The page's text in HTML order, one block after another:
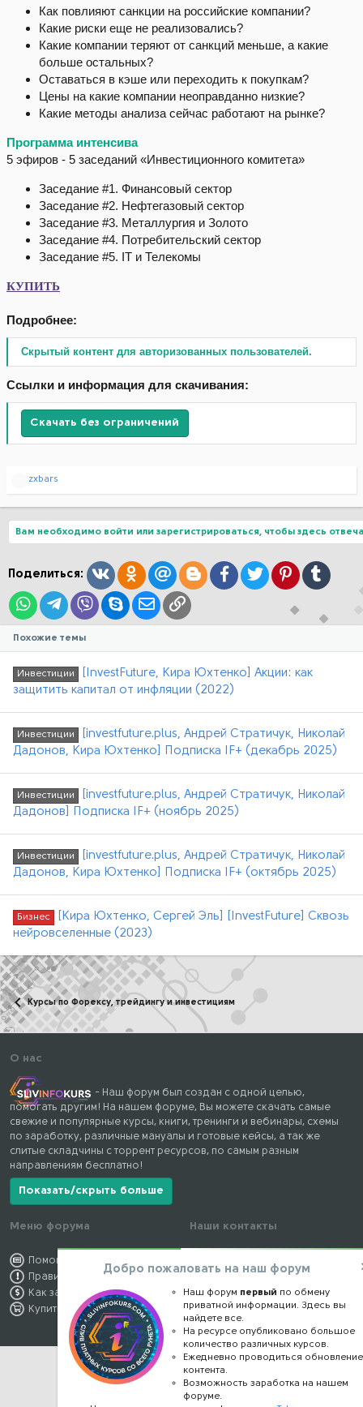
Как повлияют санкции на российские компании?
Какие риски еще не реализовались?
Какие компании теряют от санкций меньше, а какие
больше остальных?
Оставаться в кэше или переходить к покупкам?
Цены на какие компании неоправданно низкие?
Какие методы анализа сейчас работают на рынке?
Программа интенсива
5 эфиров - 5 заседаний «Инвестиционного комитета»
Заседание #1. Финансовый сектор
Заседание #2. Нефтегазовый сектор
Заседание #3. Металлургия и Золото
Заседание #4. Потребительский сектор
Заседание #5. IT и Телекомы
КУПИТЬ
Подробнее:
Скрытый контент для авторизованных пользователей.
Ссылки и информация для скачивания:
Скачать без ограничений
Р
ц
и
:
zxbars
Вам необходимо войти или зарегистрироваться, чтобы здесь
Поделиться: ВконтактеОдноклассники
Mail.ruBloggerFacebook
TwitterPinterestTumblr
WhatsAppTelegram
ViberSkypeЭлектронная почта
Ссылка
Похожие темы
Инвестиции
[InvestFuture, Кира Юхтенко] Акции: как
защитить капитал от инфляции (2022)
Инвестиции
[investfuture.plus, Андрей Стратичук, Николай
Дадонов, Кира Юхтенко] Подписка IF+ (декабрь 2025)
Инвестиции
[investfuture.plus, Андрей Стратичук, Николай
Дадонов] Подписка IF+ (ноябрь 2025)
Инвестиции
[investfuture.plus, Андрей Стратичук, Николай
Дадонов, Кира Юхтенко] Подписка IF+ (октябрь 2025)
Бизнес
[Кира Юхтенко, Сергей Эль] [InvestFuture] Сквозь
нейровселенные (2023)
Курсы по Форексу, трейдингу и инвестициям
О нас
- Наш форум был создан с одной целью,
помогать другим! На нашем форуме, Вы можете скачать самые
свежие и популярные курсы, книги, тренинги и вебинары, схемы
по заработку, различные мануалы и готовые кейсы, а так же
слитые складчины с торрент ресурсов, по самым разным
направлениям бесплатно!
Показать/скрыть больше
Меню форума
Помощь по форуму
Правила форума
Как заработать
Купить премиум
Наши контакты
Обратная связь
Конфиденциальность
Правообладателям
Добро пожаловать на наш форум
Наш форум первый по обмену
приватной информации. Здесь вы
найдете все.
На ресурсе опубликовано большое
количество различных курсов.
Ежедневно проводиться обновление
контента.
Возможность заработка на нашем
форуме.